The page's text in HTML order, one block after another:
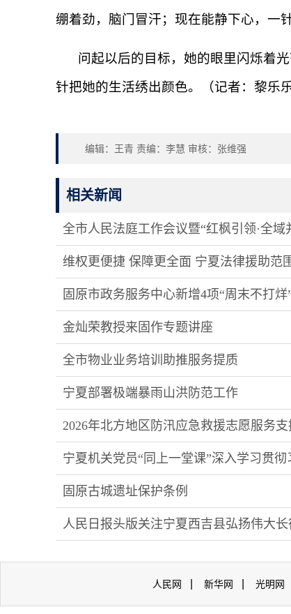
绷着劲，脑门冒汗；现在能静下心，一
问起以后的目标，她的眼里闪烁着
针把她的生活绣出颜色。（记者：黎乐乐
编辑：王青 责编：李慧 审核：张维强
相关新闻
全市人民法庭工作会议暨“红枫引领·全
维权更便捷 保障更全面 宁夏法律援助范
固原市政务服务中心新增4项“周末不打烊
金灿荣教授来固作专题讲座
全市物业业务培训助推服务提质
宁夏部署极端暴雨山洪防范工作
2026年北方地区防汛应急救援志愿服务
宁夏机关党员“同上一堂课”深入学习贯
固原古城遗址保护条例
人民日报头版关注宁夏西吉县弘扬伟大长
人民网 新华网 光明网